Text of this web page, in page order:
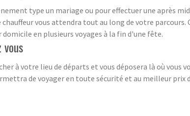
type un mariage ou pour effectuer une après
chauffeur vous attendra tout au long de votre
en plusieurs voyages à la fin d'une fête.
à votre lieu de départs et vous déposera là où vous
de voyager en toute sécurité et au meilleur prix